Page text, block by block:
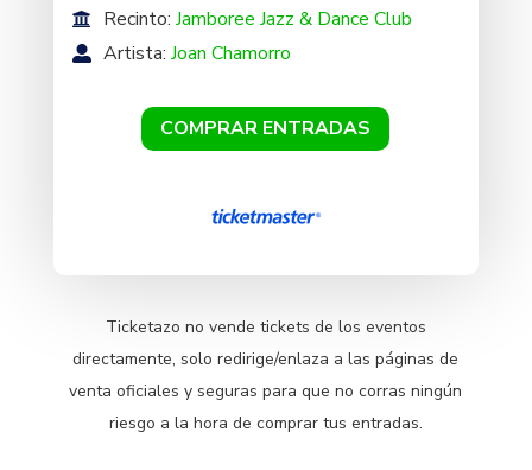
Recinto: Jamboree Jazz & Dance Club
Artista: Joan Chamorro
COMPRAR ENTRADAS
Ticketazo no vende tickets de los eventos
directamente, solo redirige/enlaza a las páginas de
venta oficiales y seguras para que no corras ningún
riesgo a la hora de comprar tus entradas.